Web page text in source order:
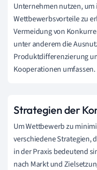
Unternehmen nutzen,
Wettbewerbsvorteile zu
Vermeidung von
unter anderem die
Produktdifferenzierung
Kooperationen umfassen.
Strategien der
Um Wettbewerb zu
verschiedene Strategien,
in der Praxis bedeutend
nach Markt und